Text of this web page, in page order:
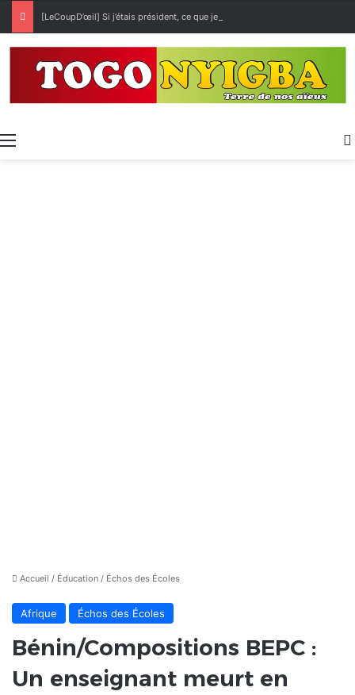
[LeCoupD’œil] Si j’étais président, ce que je ferai des « Évalas »
Menu
Accueil / Éducation / Échos des Écoles
Afrique Échos des Écoles
Bénin/Compositions BEPC :
Un enseignant meurt en